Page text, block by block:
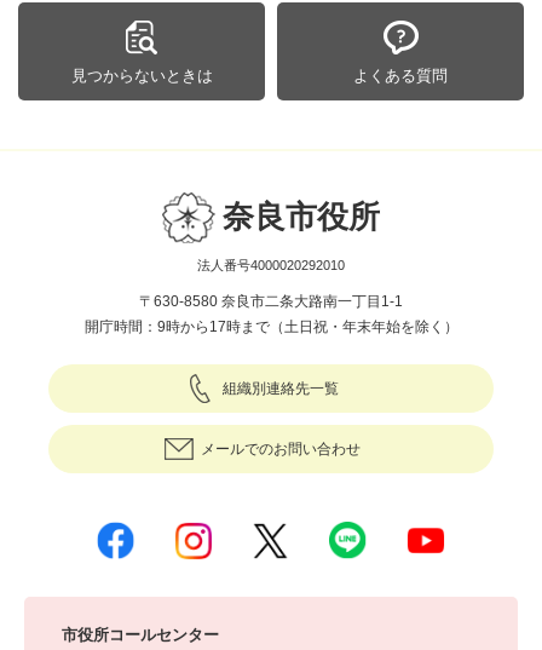
見つからないときは よくある質問
奈良市役所
法人番号4000020292010
〒630-8580 奈良市二条大路南一丁目1-1
開庁時間：9時から17時まで（土日祝・年末年始を除く）
組織別連絡先一覧
メールでのお問い合わせ
市役所コールセンター